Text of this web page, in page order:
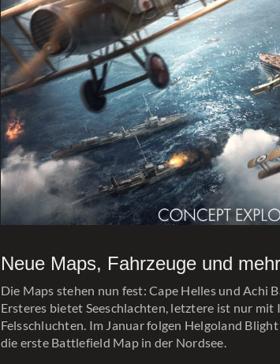
Neue Maps, Fahrzeuge und mehr
Die Maps stehen nun fest: Cape Helles und Achi
Ersteres bietet Seeschlachten, letztere ist nur
Felsschluchten. Im Januar folgen Helgoland
die erste Battlefield Map in der Nordsee.